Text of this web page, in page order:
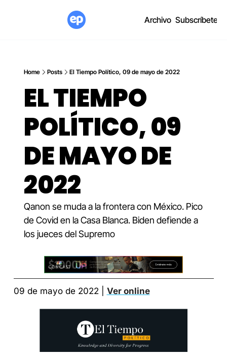
Archivo Subscríbete
Home Posts El Tiempo Político, 09 de mayo de 2022
EL TIEMPO
POLÍTICO, 09
DE MAYO DE
2022
Qanon se muda a la frontera con México. Pico
de Covid en la Casa Blanca. Biden defiende a
los jueces del Supremo
09 de mayo de 2022 | Ver online